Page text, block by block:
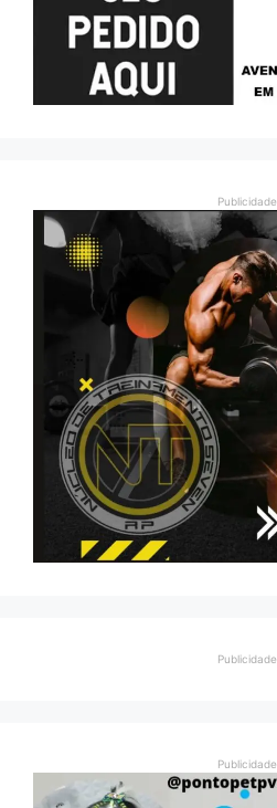
Publicidade
Publicidade
Publicidade